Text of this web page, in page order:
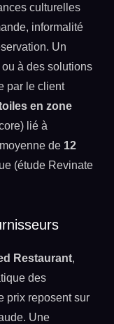
culturelles
informalité
Un
à des solutions
par le client
en zone
lié à
de 12
(étude Revinate
Restaurant,
des
prix reposent sur
Une